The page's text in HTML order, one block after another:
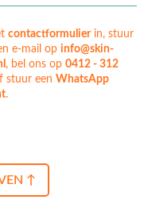
contactformulierin, stuur
e-mail op info@skin-
, bel ons op0412 - 312
stuur eenWhatsApp
.
↑